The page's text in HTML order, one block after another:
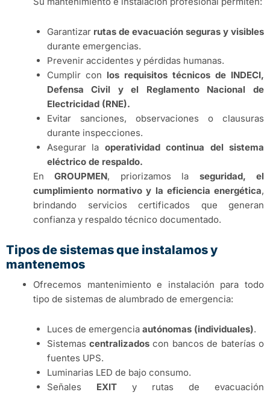
Garantizar rutas de evacuación seguras y visibles
durante emergencias.
Prevenir accidentes y pérdidas humanas.
Cumplir con los requisitos técnicos de INDECI,
Defensa Civil y el Reglamento Nacional de
Electricidad (RNE).
Evitar sanciones, observaciones o clausuras
durante inspecciones.
Asegurar la operatividad continua del sistema
eléctrico de respaldo.
EnGROUPMEN, priorizamos la seguridad, el
cumplimiento normativo y la eficiencia energética,
brindando servicios certificados que generan
confianza y respaldo técnico documentado.
Tipos de sistemas que instalamos y
mantenemos
Ofrecemos mantenimiento e instalación para todo
tipo de sistemas de alumbrado de emergencia:
Luces de emergencia autónomas (individuales).
Sistemas centralizadoscon bancos de baterías o
fuentes UPS.
Luminarias LED de bajo consumo.
Señales EXITy rutas de evacuación